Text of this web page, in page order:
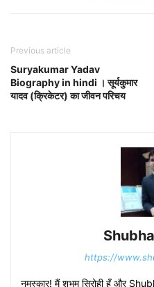
Previous article
Suryakumar Yadav
Biography in hindi । सूर्यकुमार
यादव (क्रिकेटर) का जीवन परिचय
https://
नमस्कार! मैं शुभम सिरोही हूँ और